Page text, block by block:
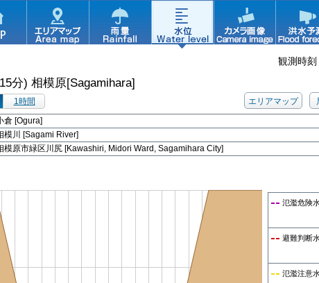
観測時
分) 相模原[Sagamihara]
1時間 エリアマップ
倉 [Ogura]
模川 [Sagami River]
模原市緑区川尻 [Kawashiri, Midori Ward, Sagamihara City]
氾濫危険
避難判断
氾濫注意